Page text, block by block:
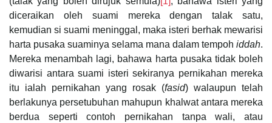
diceraikan oleh suami mereka dengan talak satu,
kemudian si suami meninggal, maka isteri berhak mewarisi
harta pusaka suaminya selama mana dalam tempoh iddah.
Mereka menambah lagi, bahawa harta pusaka tidak boleh
diwarisi antara suami isteri sekiranya pernikahan mereka
itu ialah pernikahan yang rosak (fasid) walaupun telah
berlakunya persetubuhan mahupun khalwat antara mereka
berdua seperti contoh pernikahan tanpa wali, atau